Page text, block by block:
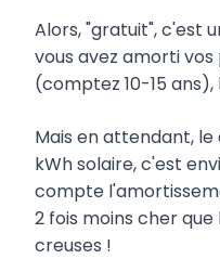
Alors, "gratuit", c'est
vous avez amorti vos
(comptez 10-15
Mais en attendant,
kWh solaire, c'est
compte
2 fois moins cher que
creuses !